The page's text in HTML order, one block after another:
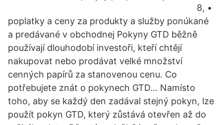
8, •
poplatky a ceny za produkty a služby ponúkané
a predávané v obchodnej Pokyny GTD běžně
používají dlouhodobí investoři, kteří chtějí
nakupovat nebo prodávat velké množství
cenných papírů za stanovenou cenu. Co
potřebujete znát o pokynech GTD… Namísto
toho, aby se každý den zadával stejný pokyn, lze
použít pokyn GTD, který zůstává otevřen až do